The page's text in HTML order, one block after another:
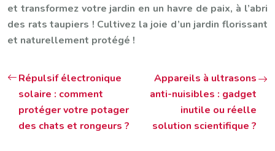
et transformez votre jardin en un havre de paix, à l’abri
des rats taupiers ! Cultivez la joie d’un jardin florissant
et naturellement protégé !
Répulsif électronique
solaire : comment
protéger votre potager
des chats et rongeurs ?
Appareils à ultrasons
anti-nuisibles : gadget
inutile ou réelle
solution scientifique ?